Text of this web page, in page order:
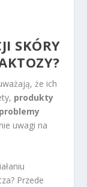
SKÓRY
że ich
produkty
uwagi na
Przede